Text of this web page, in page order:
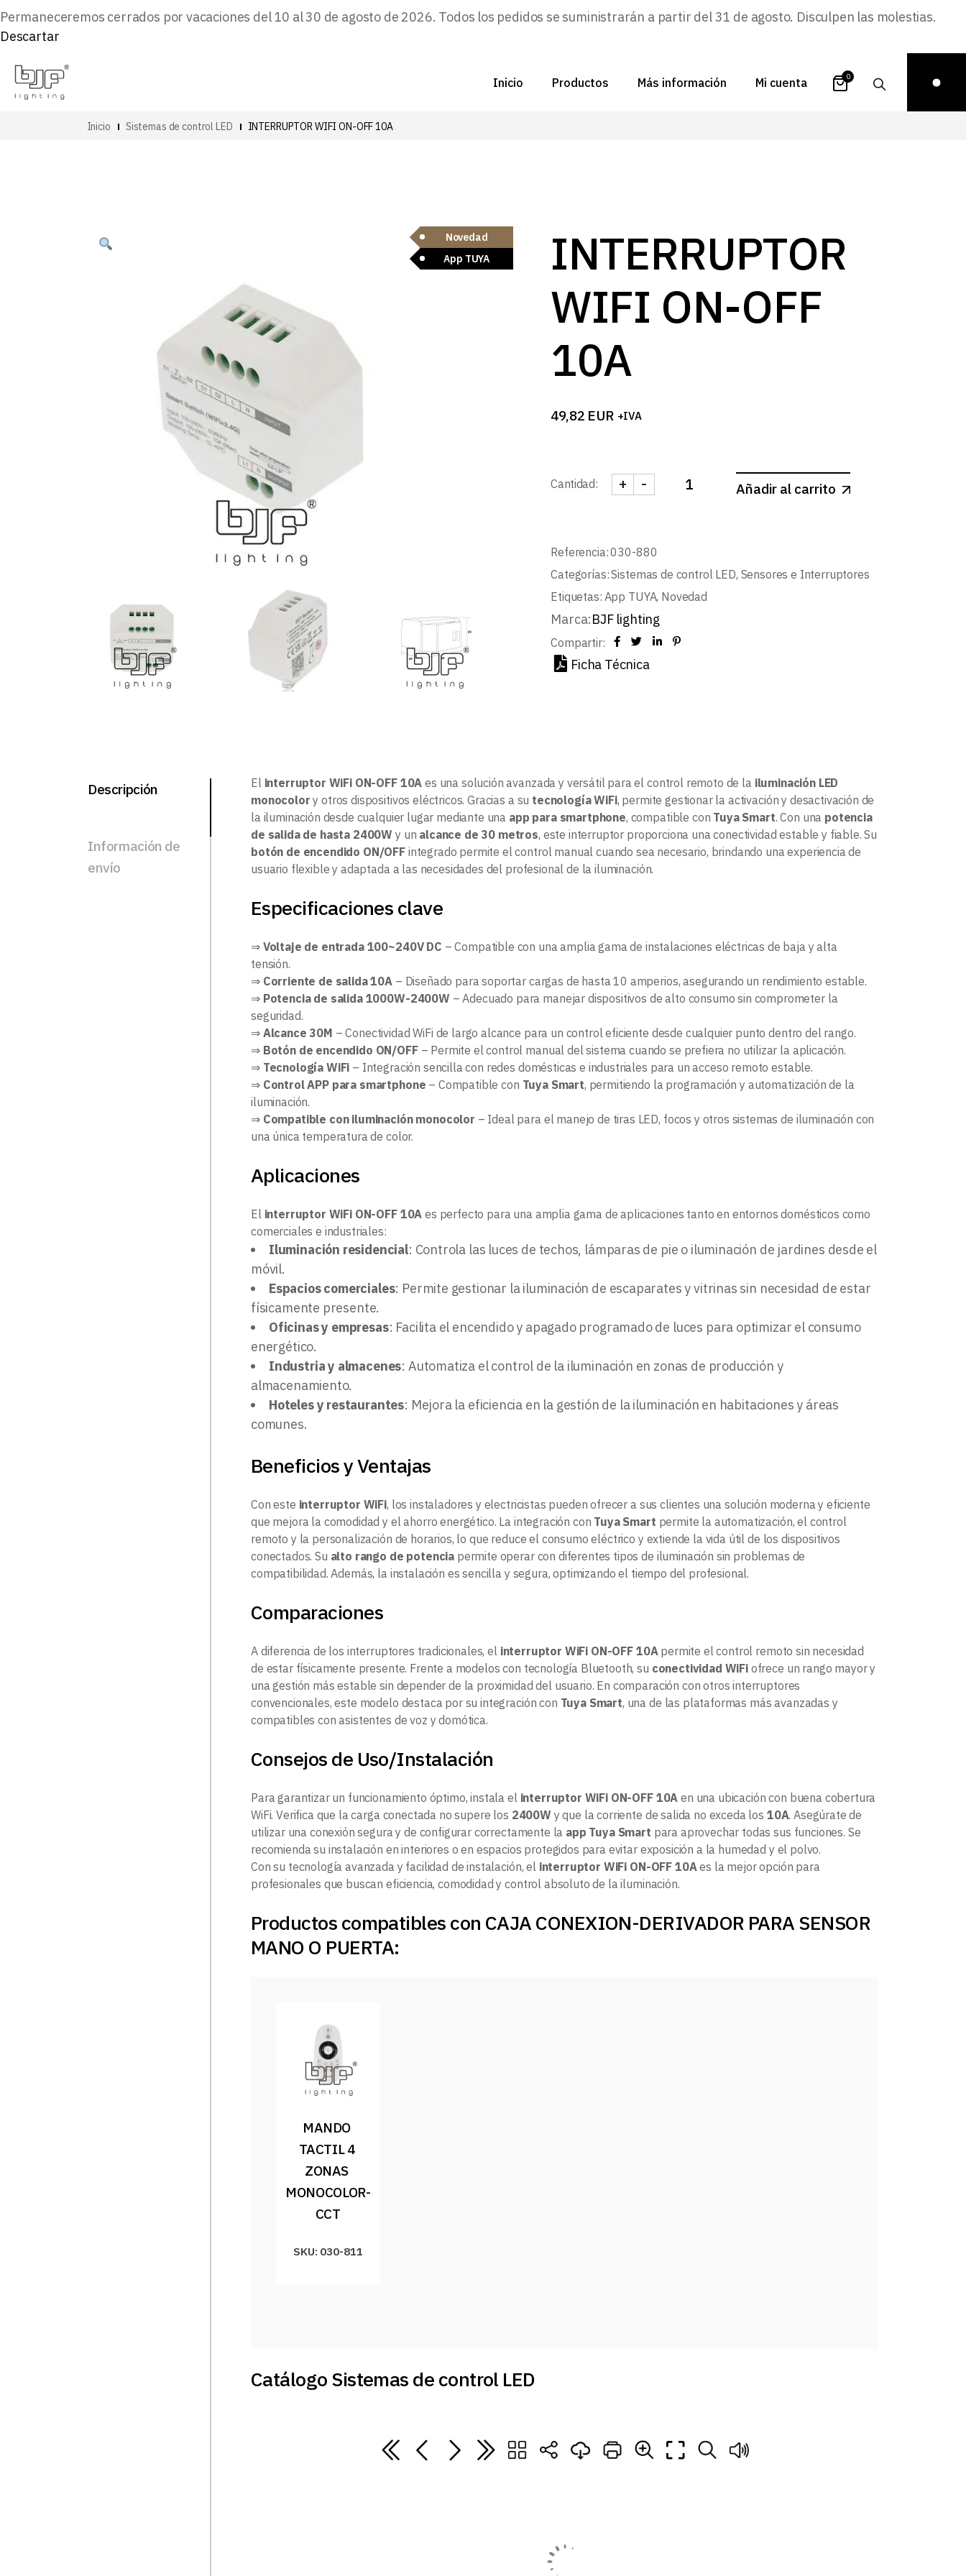
Permaneceremos cerrados por vacaciones del 10 al 30 de agosto de 2026. Todos los pedidos se suministrarán a partir del 31 de agosto. Disculpen las molestias.
Descartar
Inicio Productos Más información
FAQs
Proyectos
Zona de inspiración
Blog
Mi cuenta
contraseña
0
Inicio Sistemas de control LED INTERRUPTOR WIFI ON-OFF 10A
Novedad
App TUYA
INTERRUPTOR
WIFI ON-OFF
10A
49,82 EUR +IVA
Cantidad: INTERRUPTOR WIFI ON-OFF 10A cantidad
-
+ Añadir al carrito
Referencia:030-880
Categorías:Sistemas de control LED, Sensores e Interruptores
Etiquetas: App TUYA, Novedad
Marca:BJF lighting
Compartir:
Ficha Técnica
Descripción
Información de
envío
El interruptor WiFi ON-OFF 10A es una solución avanzada y versátil para el control remoto de la iluminación LED
monocolor y otros dispositivos eléctricos. Gracias a su tecnología WiFi, permite gestionar la activación y desactivación de
la iluminación desde cualquier lugar mediante una app para smartphone, compatible con Tuya Smart. Con una potencia
de salida de hasta 2400W y un alcance de 30 metros, este interruptor proporciona una conectividad estable y fiable. Su
botón de encendido ON/OFF integrado permite el control manual cuando sea necesario, brindando una experiencia de
usuario flexible y adaptada a las necesidades del profesional de la iluminación.
Especificaciones clave
⇒ Voltaje de entrada 100~240V DC – Compatible con una amplia gama de instalaciones eléctricas de baja y alta
tensión.
⇒ Corriente de salida 10A – Diseñado para soportar cargas de hasta 10 amperios, asegurando un rendimiento estable.
⇒ Potencia de salida 1000W-2400W – Adecuado para manejar dispositivos de alto consumo sin comprometer la
seguridad.
⇒ Alcance 30M – Conectividad WiFi de largo alcance para un control eficiente desde cualquier punto dentro del rango.
⇒ Botón de encendido ON/OFF– Permite el control manual del sistema cuando se prefiera no utilizar la aplicación.
⇒ Tecnología WiFi – Integración sencilla con redes domésticas e industriales para un acceso remoto estable.
⇒ Control APP para smartphone – Compatible con Tuya Smart, permitiendo la programación y automatización de la
iluminación.
⇒ Compatible con iluminación monocolor – Ideal para el manejo de tiras LED, focos y otros sistemas de iluminación con
una única temperatura de color.
Aplicaciones
El interruptor WiFi ON-OFF 10A es perfecto para una amplia gama de aplicaciones tanto en entornos domésticos como
comerciales e industriales:
Iluminación residencial: Controla las luces de techos, lámparas de pie o iluminación de jardines desde el
móvil.
Espacios comerciales: Permite gestionar la iluminación de escaparates y vitrinas sin necesidad de estar
físicamente presente.
Oficinas y empresas: Facilita el encendido y apagado programado de luces para optimizar el consumo
energético.
Industria y almacenes: Automatiza el control de la iluminación en zonas de producción y
almacenamiento.
Hoteles y restaurantes: Mejora la eficiencia en la gestión de la iluminación en habitaciones y áreas
comunes.
Beneficios y Ventajas
Con este interruptor WiFi, los instaladores y electricistas pueden ofrecer a sus clientes una solución moderna y eficiente
que mejora la comodidad y el ahorro energético. La integración con Tuya Smart permite la automatización, el control
remoto y la personalización de horarios, lo que reduce el consumo eléctrico y extiende la vida útil de los dispositivos
conectados. Su alto rango de potencia permite operar con diferentes tipos de iluminación sin problemas de
compatibilidad. Además, la instalación es sencilla y segura, optimizando el tiempo del profesional.
Comparaciones
A diferencia de los interruptores tradicionales, el interruptor WiFi ON-OFF 10Apermite el control remoto sin necesidad
de estar físicamente presente. Frente a modelos con tecnología Bluetooth, su conectividad WiFiofrece un rango mayor y
una gestión más estable sin depender de la proximidad del usuario. En comparación con otros interruptores
convencionales, este modelo destaca por su integración con Tuya Smart, una de las plataformas más avanzadas y
compatibles con asistentes de voz y domótica.
Consejos de Uso/Instalación
Para garantizar un funcionamiento óptimo, instala el interruptor WiFi ON-OFF 10A en una ubicación con buena cobertura
WiFi. Verifica que la carga conectada no supere los 2400W y que la corriente de salida no exceda los 10A. Asegúrate de
utilizar una conexión segura y de configurar correctamente la app Tuya Smart para aprovechar todas sus funciones. Se
recomienda su instalación en interiores o en espacios protegidos para evitar exposición a la humedad y el polvo.
Con su tecnología avanzada y facilidad de instalación, el interruptor WiFi ON-OFF 10Aes la mejor opción para
profesionales que buscan eficiencia, comodidad y control absoluto de la iluminación.
Productos compatibles con CAJA CONEXION-DERIVADOR PARA SENSOR
MANO O PUERTA:
MANDO
TACTIL 4
ZONAS
MONOCOLOR-
CCT
SKU: 030-811
Catálogo Sistemas de control LED